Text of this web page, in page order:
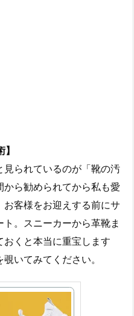
見られているのが「靴の汚
ら勧められてから私も愛
お客様をお迎えする前にサ
。スニーカーから革靴ま
おくと本当に重宝します
いてみてください。